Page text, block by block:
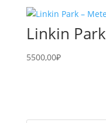
Linkin
5500,00₽